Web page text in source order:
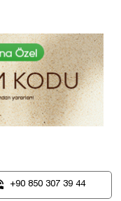
+90 850 307 39 44